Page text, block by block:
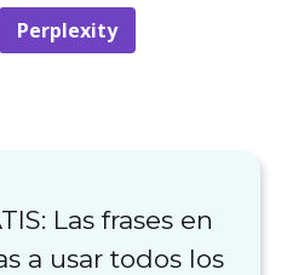
Las frases en
a usar todos los
Perplexity